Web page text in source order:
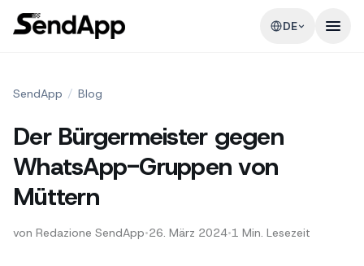
DE
SendApp / Blog
Der Bürgermeister gegen
WhatsApp-Gruppen von
Müttern
von Redazione SendApp•26. März 2024•1 Min. Lesezeit